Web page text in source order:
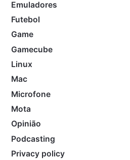
Emuladores
Futebol
Game
Gamecube
Linux
Mac
Microfone
Mota
Opinião
Podcasting
Privacy policy